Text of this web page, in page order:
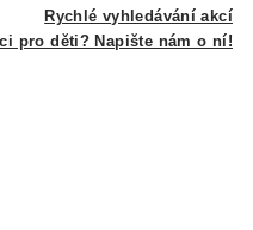
Rychlé vyhledávání akcí
pro děti? Napište nám o ní!